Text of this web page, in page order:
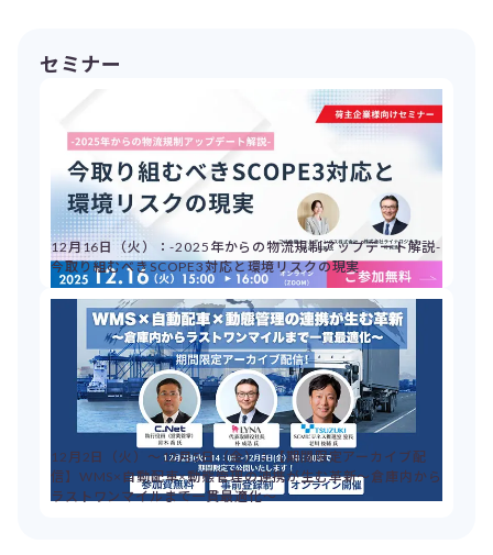
セミナー
12月16日（火）：-2025年からの物流規制アップデート解説-
今取り組むべきSCOPE3対応と環境リスクの現実
12月2日（火）～12月5日（金）：【期間限定アーカイブ配
信】WMS×自動配車×動態管理の連携が生む革新～倉庫内から
ラストワンマイルまで一貫最適化～